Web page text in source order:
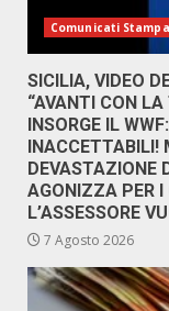
Comunicati Stampa
SICILIA, VIDEO
“AVANTI CON
INSORGE IL
INACCETTABILI!
DEVASTAZIONE
AGONIZZA PER
L’ASSESSORE
7 Agosto 2026